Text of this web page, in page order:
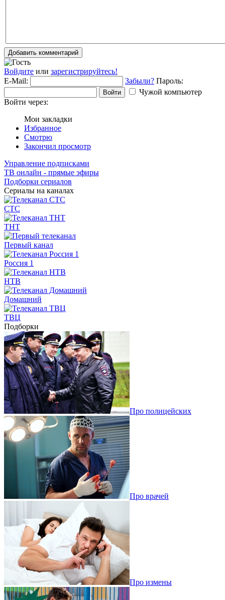
Добавить комментарий
Войдите или зарегистрируйтесь!
E-Mail:
Забыли? Пароль:
Войти
Чужой компьютер
Войти через:
Мои закладки
Избранное
Смотрю
Закончил просмотр
Управление подписками
ТВ онлайн - прямые эфиры
Подборки сериалов
Сериалы на каналах
СТС
ТНТ
Первый канал
Россия 1
НТВ
Домашний
ТВЦ
Подборки
Про полицейских
Про врачей
Про измены